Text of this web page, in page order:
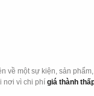
về một sự kiện, sản
nơi vì chi phí giá thành